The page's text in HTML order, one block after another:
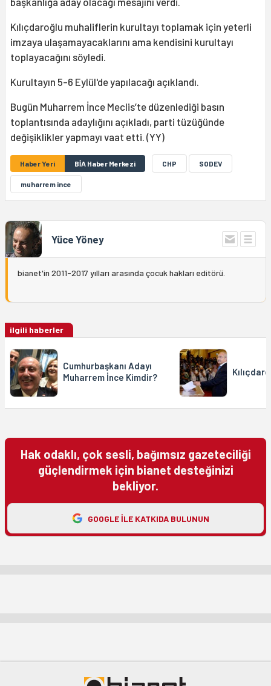
Kılıçdaroğlu muhaliflerin kurultayı toplamak için yeterli
imzaya ulaşamayacaklarını ama kendisini kurultayı
toplayacağını söyledi.
Kurultayın 5-6 Eylül'de yapılacağı açıklandı.
Bugün Muharrem İnce Meclis’te düzenlediği basın
toplantısında adaylığını açıkladı, parti tüzüğünde
değişiklikler yapmayı vaat etti. (YY)
Haber Yeri BİA Haber Merkezi CHP SODEV
muharrem ince
Yüce Yöney
bianet'in 2011-2017 yılları arasında çocuk hakları editörü.
ilgili haberler
Cumhurbaşkanı Adayı
Muharrem İnce Kimdir?
Hak odaklı, çok sesli, bağımsız gazeteciliği
güçlendirmek için bianet desteğinizi
bekliyor.
GOOGLE ILE KATKIDA BULUNUN